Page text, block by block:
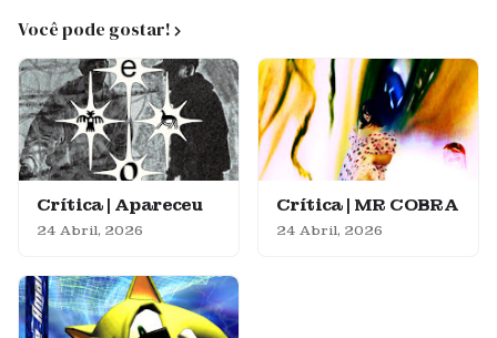
Você pode gostar!
Crítica | Apareceu
24 Abril, 2026
Crítica | MR COBRA
24 Abril, 2026